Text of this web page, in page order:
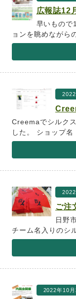
広報誌12
早いもので
ョンを眺めながら
Creemaでシルク
した。 ショップ
ご注
日野
チーム名入りのシ
2022年10月